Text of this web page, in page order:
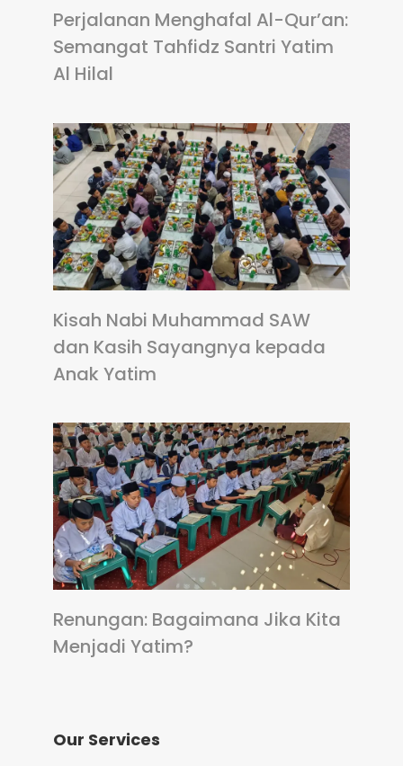
Perjalanan Menghafal Al-Qur’an:
Semangat Tahfidz Santri Yatim
Al Hilal
Kisah Nabi Muhammad SAW
dan Kasih Sayangnya kepada
Anak Yatim
Renungan: Bagaimana Jika Kita
Menjadi Yatim?
Our Services